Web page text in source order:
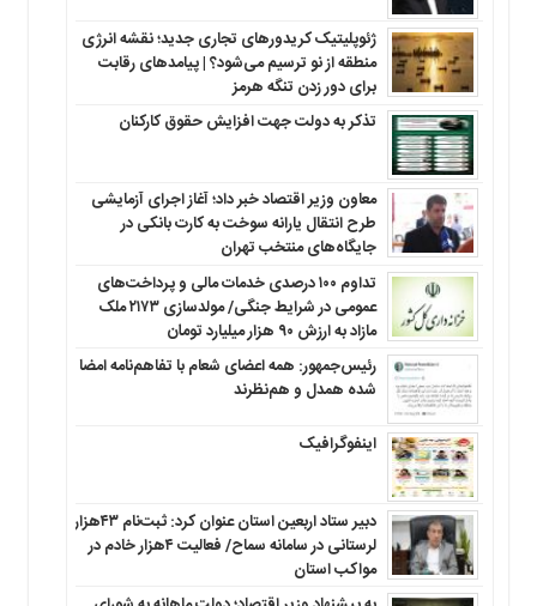
ژئوپلیتیک کریدورهای تجاری جدید؛ نقشه انرژی
منطقه‌ از نو ترسیم می‌شود؟ | پیامدهای رقابت
برای دور زدن تنگه هرمز
تذکر به دولت جهت افزایش حقوق کارکنان ‌
معاون وزیر اقتصاد خبر داد؛ آغاز اجرای آزمایشی
طرح انتقال یارانه سوخت به کارت بانکی در
جایگاه‌های منتخب تهران
تداوم ۱۰۰ درصدی خدمات مالی و پرداخت‌های
عمومی در شرایط جنگی/ مولدسازی ۲۱۷۳ ملک
مازاد به ارزش ۹۰ هزار میلیارد تومان
رئیس‌جمهور: همه اعضای شعام با تفاهم‌نامه امضا
شده همدل و هم‌نظرند
اینفوگرافیک
دبیر ستاد اربعین استان عنوان کرد: ثبت‌نام ۴۳هزار
لرستانی در سامانه سماح/ فعالیت ۴هزار خادم در
مواکب استان